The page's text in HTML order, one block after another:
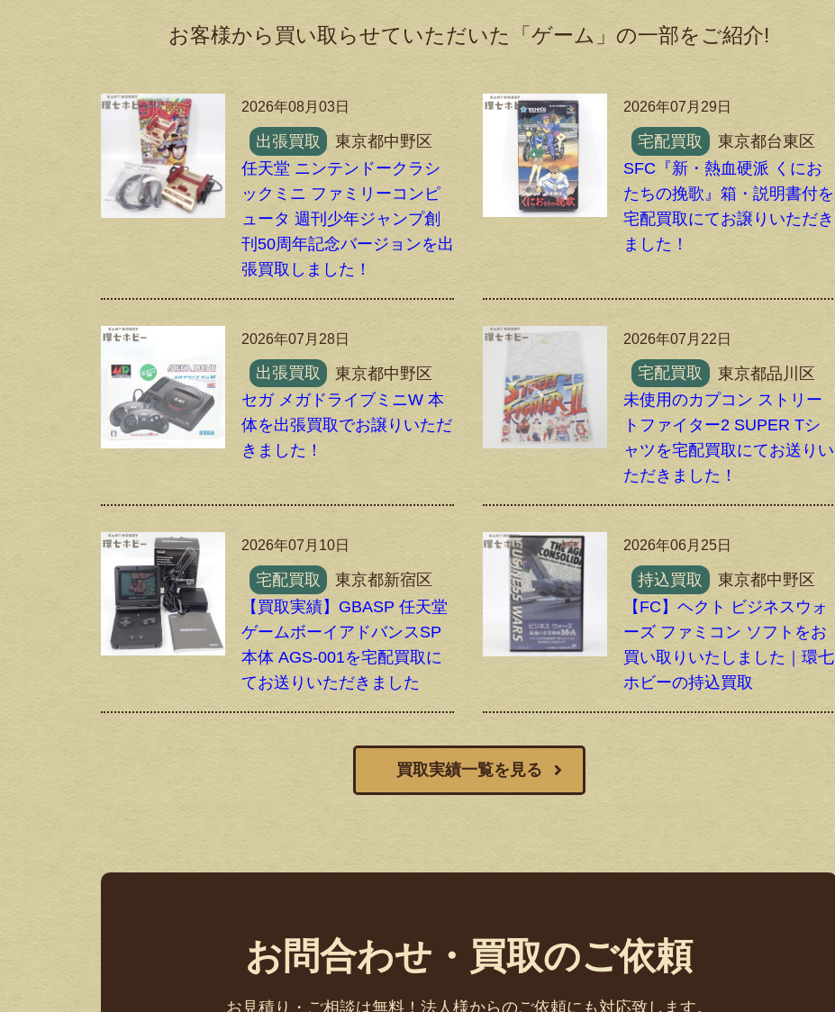
お客様から買い取らせていただいた「ゲーム」の一部をご紹介!
2026年08月03日
出張買取
東京都中野区
任天堂 ニンテンドークラシ
ックミニ ファミリーコンピ
ュータ 週刊少年ジャンプ創
刊50周年記念バージョンを出
張買取しました！
2026年07月29日
宅配買取
東京都台東区
SFC『新・熱血硬派 くにお
たちの挽歌』箱・説明書付を
宅配買取にてお譲りいただき
ました！
2026年07月28日
出張買取
東京都中野区
セガ メガドライブミニW 本
体を出張買取でお譲りいただ
きました！
2026年07月22日
宅配買取
東京都品川区
未使用のカプコン ストリー
トファイター2 SUPER Tシ
ャツを宅配買取にてお送りい
ただきました！
2026年07月10日
宅配買取
東京都新宿区
【買取実績】GBASP 任天堂
ゲームボーイアドバンスSP
本体 AGS-001を宅配買取に
てお送りいただきました
2026年06月25日
持込買取
東京都中野区
【FC】ヘクト ビジネスウォ
ーズ ファミコン ソフトをお
買い取りいたしました｜環七
ホビーの持込買取
買取実績一覧を見る
お問合わせ・買取のご依頼
お見積り・ご相談は無料！法人様からのご依頼にも対応致します。